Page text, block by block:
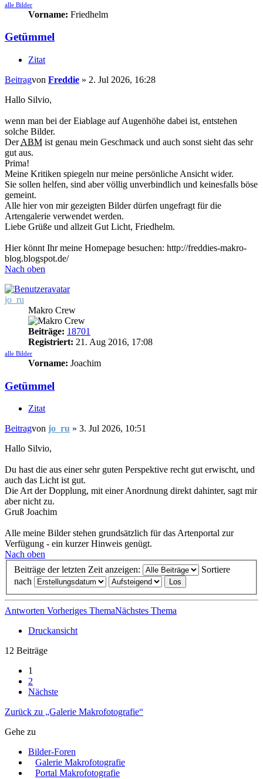
alle Bilder
Vorname: Friedhelm
Getümmel
Zitat
Beitragvon Freddie » 2. Jul 2026, 16:28
Hallo Silvio,
wenn man bei der Eiablage auf Augenhöhe dabei ist, entstehen
solche Bilder.
DerABM ist genau mein Geschmack und auch sonst sieht das sehr
gut aus.
Prima!
Meine Kritiken spiegeln nur meine persönliche Ansicht wider.
Sie sollen helfen, sind aber völlig unverbindlich und keinesfalls böse
gemeint.
Alle hier von mir gezeigten Bilder dürfen ungefragt für die
Artengalerie verwendet werden.
Liebe Grüße und allzeit Gut Licht, Friedhelm.
Hier könnt Ihr meine Homepage besuchen: http://freddies-makro-
blog.blogspot.de/
Nach oben
jo_ru
Makro Crew
Beiträge: 18701
Registriert: 21. Aug 2016, 17:08
alle Bilder
Vorname: Joachim
Getümmel
Zitat
Beitragvon jo_ru » 3. Jul 2026, 10:51
Hallo Silvio,
Du hast die aus einer sehr guten Perspektive recht gut erwischt, und
auch das Licht ist gut.
Die Art der Dopplung, mit einer Anordnung direkt dahinter, sagt mir
aber nicht zu.
Gruß Joachim
Alle meine Bilder stehen grundsätzlich für das Artenportal zur
Verfügung - ein kurzer Hinweis genügt.
Nach oben
Beiträge der letzten Zeit anzeigen:
Sortiere
nach
Antworten Vorheriges ThemaNächstes Thema
Druckansicht
12 Beiträge
1
2
Nächste
Zurück zu „Galerie Makrofotografie“
Gehe zu
Bilder-Foren
Galerie Makrofotografie
Portal Makrofotografie